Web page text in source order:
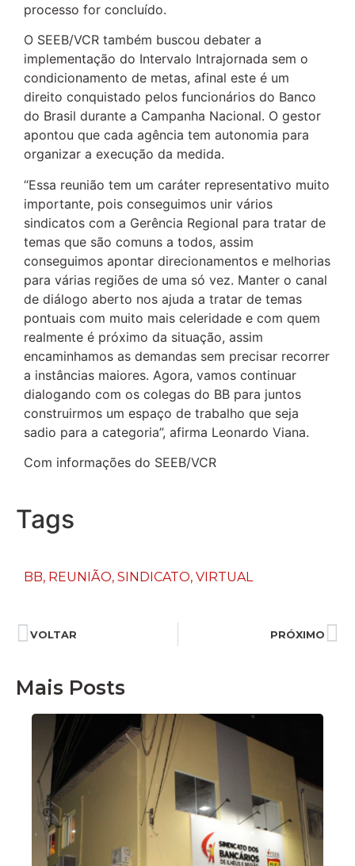
processo for concluído.
O SEEB/VCR também buscou debater a
implementação do Intervalo Intrajornada sem o
condicionamento de metas, afinal este é um
direito conquistado pelos funcionários do Banco
do Brasil durante a Campanha Nacional. O gestor
apontou que cada agência tem autonomia para
organizar a execução da medida.
“Essa reunião tem um caráter representativo muito
importante, pois conseguimos unir vários
sindicatos com a Gerência Regional para tratar de
temas que são comuns a todos, assim
conseguimos apontar direcionamentos e melhorias
para várias regiões de uma só vez. Manter o canal
de diálogo aberto nos ajuda a tratar de temas
pontuais com muito mais celeridade e com quem
realmente é próximo da situação, assim
encaminhamos as demandas sem precisar recorrer
a instâncias maiores. Agora, vamos continuar
dialogando com os colegas do BB para juntos
construirmos um espaço de trabalho que seja
sadio para a categoria”, afirma Leonardo Viana.
Com informações do SEEB/VCR
Tags
BB, REUNIÃO, SINDICATO, VIRTUAL
VOLTAR PRÓXIMO
Mais Posts